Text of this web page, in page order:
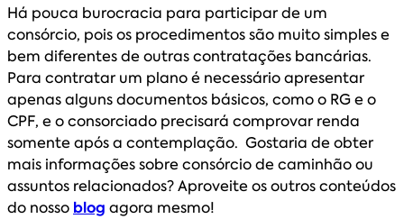
Há pouca burocracia para participar de um
consórcio, pois os procedimentos são muito simples e
bem diferentes de outras contratações bancárias.
Para contratar um plano é necessário apresentar
apenas alguns documentos básicos, como o RG e o
CPF, e o consorciado precisará comprovar renda
somente após a contemplação. Gostaria de obter
mais informações sobre consórcio de caminhão ou
assuntos relacionados? Aproveite os outros conteúdos
do nosso blog agora mesmo!